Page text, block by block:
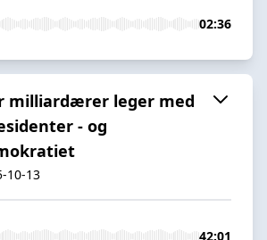
02:36
milliardærer leger med
- og
10-13
42:01